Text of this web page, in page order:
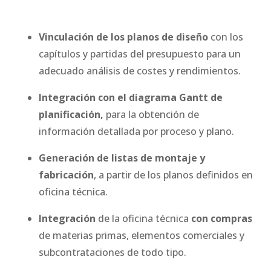
Vinculación de los planos de diseño con los
capítulos y partidas del presupuesto para un
adecuado análisis de costes y rendimientos.
Integración con el diagrama Gantt de
planificación, para la obtención de
información detallada por proceso y plano.
Generación de listas de montaje y
fabricación, a partir de los planos definidos en
oficina técnica.
Integración de la oficina técnica con compras
de materias primas, elementos comerciales y
subcontrataciones de todo tipo.